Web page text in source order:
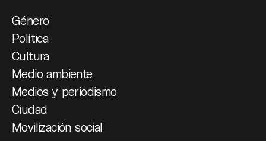
Género
Política
Cultura
Medio ambiente
Medios y periodismo
Ciudad
Movilización social